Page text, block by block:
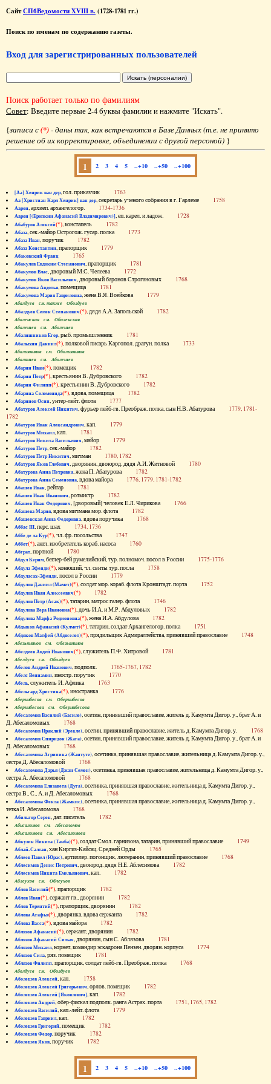
СайтСПбВедомости XVIII в. (1728-1781 гг.)
Поиск по именам по содержанию газеты.
Вход для зарегистрированных пользователей
Поиск работает только по фамилиям
Совет: Введите первые 2-4 буквы фамилии и нажмите "Искать".
{записи с(*)- даны так, как встречаются в Базе Данных (т.е. не принято
решение об их корректировке, объединении с другой персоной) }
1 2 3 4 5 ..+10 ..+50 ..+100
[Аа] Хенрик ван дер, гол. приказчик 1763
Аа [Христиан Карл Хенрик] ван дер, секретарь ученого собрания в г. Гарлеме 1758
Аарон, архиеп. архангелогор. 1734-1736
Аарон [(Еропкин Афанасий Владимирович)], еп. карел. и ладож. 1728
Абабуров Алексей(*), констапель 1782
Абаза, сек.-майор Острогож. гусар. полка 1773
Абаза Иван, поручик 1782
Абаза Константин, прапорщик 1779
Абаковский Франц 1765
Абакулов Евдоким Степанович, прапорщик 1781
Абакумов Влас, дворовый М.С. Челеева 1772
Абакумов Яков Васильевич, дворовый баронов Строгановых 1768
Абакумова Авдотья, помещица 1781
Абакумова Мария Гавриловна, жена В.Я. Воейкова 1779
Абалдуев см. также Оболдуев
Абалдуев Семен Степанович(*), дядя А.А. Запольской 1782
Абаленская см. Оболенская
Абалешев см. Аболешев
Абалишников Егор, рыб. промышленник 1781
Абалыхин Даниил(*), полковой писарь Каргопол. драгун. полка 1733
Абальянинов см. Обольянинов
Абаляшев см. Аболешев
Абарин Иван(*), помещик 1782
Абарин Петр(*), крестьянин В. Дубровского 1782
Абарин Филипп(*), крестьянин В. Дубровского 1782
Абарина Соломонида(*), вдова, помещица 1782
Абаринов Осип, унтер-лейт. флота 1777
Абатуров Алексей Никитич, фурьер лейб-гв. Преображ. полка, сын Н.В. Абатурова 1779, 1781-
1782
Абатуров Иван Александрович, кап. 1779
Абатуров Михаил, кап. 1781
Абатуров Никита Васильевич, майор 1779
Абатуров Петр, сек.-майор 1782
Абатуров Петр Никитич, мичман 1780, 1782
Абатуров Яков Глебович, дворянин, двоюрод. дядя А.И. Житновой 1780
Абатурова Анна Петровна, жена П. Абатурова 1782
Абатурова Анна Семеновна, вдова майора 1776, 1779, 1781-1782
Абашев Иван, рейтар 1781
Абашев Иван Иванович, ротмистр 1782
Абашев Иван Федорович, [дворовый] человек Е.Л. Чирикова 1766
Абашева Мария, вдова мичмана мор. флота 1782
Абашевская Анна Федоровна, вдова поручика 1768
Аббас III, перс. шах 1734, 1736
Аббе де ла Кур(*), чл. фр. посольства 1747
Аббот(*), англ. изобретатель кораб. насоса 1760
Абграт, портной 1780
Абдул Керим, беглер-бей румелийский, тур. полномоч. посол в России 1775-1776
Абдула Эфенди(*), конюший, чл. свиты тур. посла 1758
Абдуласах-Эфенди, посол в России 1779
Абдулов Даниил (Мамет)(*), солдат мор. кораб. флота Кронштадт. порта 1752
Абдулов Иван Алексеевич(*) 1782
Абдулов Петр (Асак)(*), татарин, матрос галер. флота 1746
Абдулова Вера Ивановна(*), дочь И.А. и М.Р. Абдуловых 1782
Абдулова Марфа Родионовна(*), жена И.А. Абдулова 1782
Абдыков Афанасий (Кулмет)(*), татарин, солдат Архангелогор. полка 1751
Абдяков Матфей (Абдяселет)(*), прядильщик Адмиралтейства, принявший православие 1748
Абезьянинов см. Обезьянинов
Абелдеев Авдей Иванович(*), служитель П.Ф. Хитровой 1781
Абелдуев см. Оболдуев
Абелов Андрей Иванович, подполк. 1765-1767, 1782
Абелс Вениамин, иностр. поручик 1770
Абель, служитель И. Афлика 1763
Абельгард Христина(*), иностранка 1776
Абернибесов см. Обернибесов
Абернибесова см. Обернибесова
Абесаломов Василий (Басиле), осетин, принявший православие, житель д. Камумта Дигор. у., брат А. и
Д. Абесаломовых 1768
Абесаломов Ираклий (Эрекле), осетин, принявший православие, житель д. Камумта Дигор. у. 1768
Абесаломов Спиридон (Жага), осетин, принявший православие, житель д. Камумта Дигор. у., брат А. и
Д. Абесаломовых 1768
Абесаломова Агрипина (Жантуте), осетинка, принявшая православие, жительница д. Камумта Дигор. у.,
сестра Д. Абесаломовой 1768
Абесаломова Дарья (Джан Семен), осетинка, принявшая православие, жительница д. Камумта Дигор. у.,
сестра А. Абесаломовой 1768
Абесаломова Елизавета (Дуга), осетинка, принявшая православие, жительница д. Камумта Дигор. у.,
сестра В., С., А. и Д. Абесаломовых 1768
Абесаломова Фекла (Жамкис), осетинка, принявшая православие, жительница д. Камумта Дигор. у.,
тетка И. Абесаломова 1768
Абильгор Серен, дат. писатель 1782
Абисаломов см. Абесаломов
Абисаломова см. Абесаломова
Абкузин Никита (Танба)(*), солдат Смол. гарнизона, татарин, принявший православие 1749
Аблай-Салтан, хан Киргиз-Кайсац. Средней Орды 1765
Аблеев Павел (Юрас), артиллер. погонщик, лютеранин, принявший православие 1768
Аблесимов Денис Петрович, двоюрод. дядя Н.Е. Аблесимова 1782
Аблесимов Никита Емельянович, кап. 1782
Аблеухов см. Облеухов
Аблов Василий(*), прапорщик 1782
Аблов Иван(*), сержант гв., дворянин 1782
Аблов Терентий(*), прапорщик, дворянин 1782
Аблова Агафья(*), дворянка, вдова сержанта 1782
Аблова Васса(*), вдова майора 1782
Аблязов Афанасий(*), сержант, дворянин 1782
Аблязов Афанасий Силыч, дворянин, сын С. Аблязова 1781
Аблязов Михаил, корнет, командир эскадрона Пензен. дворян. корпуса 1774
Аблязов Сила, ряз. помещик 1781
Аблязов Филипп, прапорщик, солдат лейб-гв. Преображ. полка 1768
Аболдуев см. Оболдуев
Аболешев Алексей, кап. 1758
Аболешев Алексей Григорьевич, орлов. помещик 1782
Аболешев Алексей [Яковлевич], кап. 1782
Аболешев Андрей, обер-фискал подполк. ранга Астрах. порта 1751, 1765, 1782
Аболешев Василий, кап.-лейт. флота 1779
Аболешев Гавриил, кап. 1782
Аболешев Григорий, помещик 1782
Аболешев Федор, поручик 1782
Аболешев Яков, поручик 1782
1 2 3 4 5 ..+10 ..+50 ..+100